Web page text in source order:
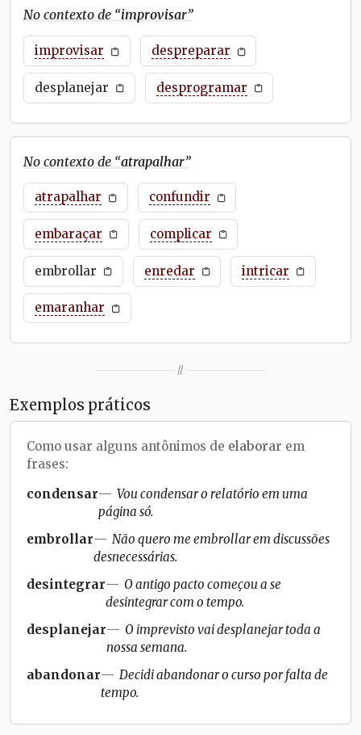
No contexto de “improvisar”
improvisar despreparar
desplanejar desprogramar
No contexto de “atrapalhar”
atrapalhar confundir
embaraçar complicar
embrollar enredar intricar
emaranhar
//
Exemplos práticos
Como usar alguns antônimos de elaborar em
frases:
condensar
Vou condensar o relatório em uma
página só.
embrollar
Não quero me embrollar em discussões
desnecessárias.
desintegrar
O antigo pacto começou a se
desintegrar com o tempo.
desplanejar
O imprevisto vai desplanejar toda a
nossa semana.
abandonar
Decidi abandonar o curso por falta de
tempo.